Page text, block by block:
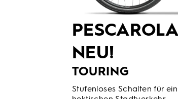
PESCAROLA
NEU!
TOURING
Stufenloses Schalten für